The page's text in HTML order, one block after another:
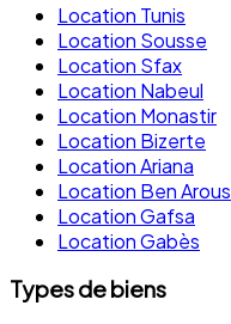
Location Tunis
Location Sousse
Location Sfax
Location Nabeul
Location Monastir
Location Bizerte
Location Ariana
Location Ben Arous
Location Gafsa
Location Gabès
Types de biens